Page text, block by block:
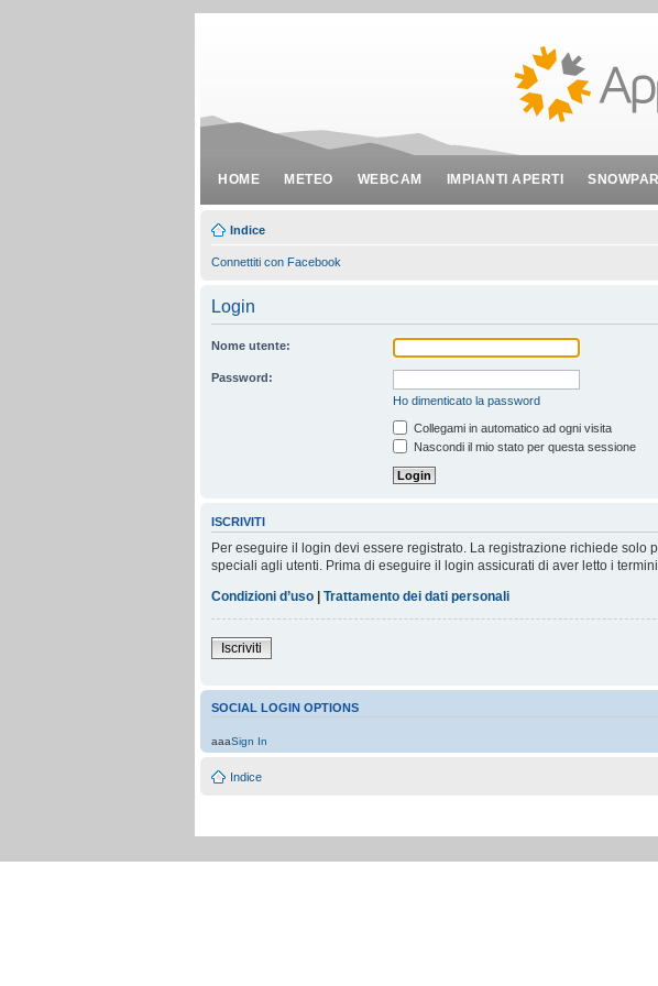
HOME METEO WEBCAM IMPIANTI APERTI
Indice
Connettiti con Facebook
Login
Nome utente:
Password:
Ho dimenticato la password
Collegami in automatico ad ogni visita
Nascondi il mio stato per questa sessione
ISCRIVITI
Per eseguire il login devi essere registrato. La registrazione richiede solo
speciali agli utenti. Prima di eseguire il login assicurati di aver letto i termini
Condizioni d’uso | Trattamento dei dati personali
Iscriviti
SOCIAL LOGIN OPTIONS
aaaSign In
Indice